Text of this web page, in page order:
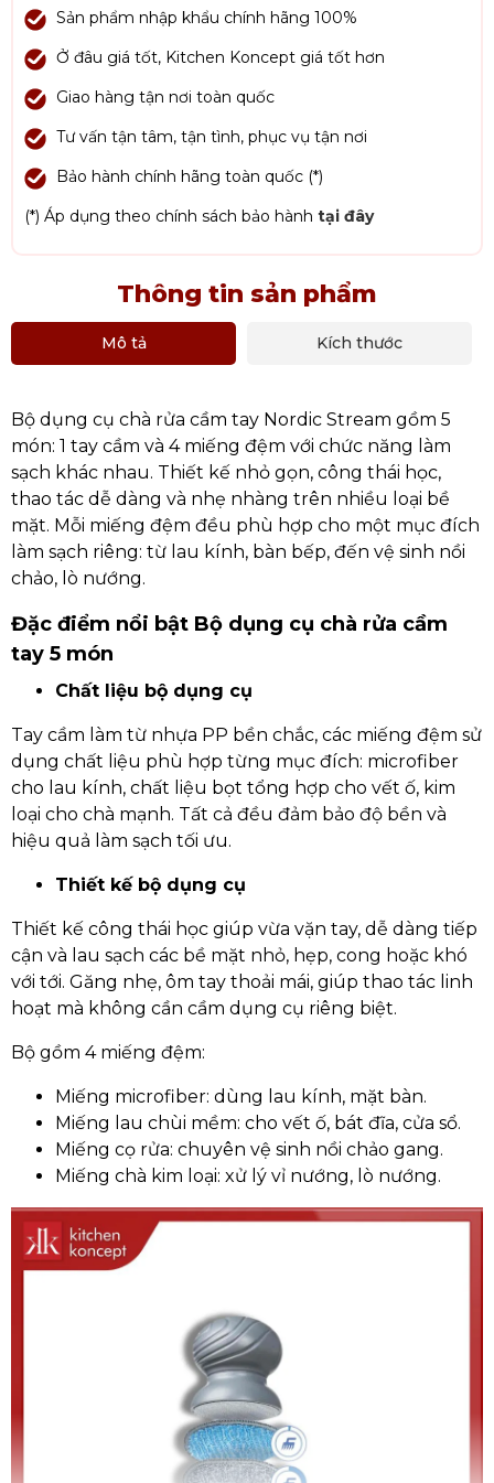
Sản phẩm nhập khẩu chính hãng 100%
Ở đâu giá tốt, Kitchen Koncept giá tốt hơn
Giao hàng tận nơi toàn quốc
Tư vấn tận tâm, tận tình, phục vụ tận nơi
Bảo hành chính hãng toàn quốc (*)
(*) Áp dụng theo chính sách bảo hành tại đây
Thông tin sản phẩm
Mô tả Kích thước
Bộ dụng cụ chà rửa cầm tay Nordic Stream gồm 5
món: 1 tay cầm và 4 miếng đệm với chức năng làm
sạch khác nhau. Thiết kế nhỏ gọn, công thái học,
thao tác dễ dàng và nhẹ nhàng trên nhiều loại bề
mặt. Mỗi miếng đệm đều phù hợp cho một mục đích
làm sạch riêng: từ lau kính, bàn bếp, đến vệ sinh nồi
chảo, lò nướng.
Đặc điểm nổi bật Bộ dụng cụ chà rửa cầm
tay 5 món
Chất liệu bộ dụng cụ
Tay cầm làm từ nhựa PP bền chắc, các miếng đệm sử
dụng chất liệu phù hợp từng mục đích: microfiber
cho lau kính, chất liệu bọt tổng hợp cho vết ố, kim
loại cho chà mạnh. Tất cả đều đảm bảo độ bền và
hiệu quả làm sạch tối ưu.
Thiết kế bộ dụng cụ
Thiết kế công thái học giúp vừa vặn tay, dễ dàng tiếp
cận và lau sạch các bề mặt nhỏ, hẹp, cong hoặc khó
với tới. Găng nhẹ, ôm tay thoải mái, giúp thao tác linh
hoạt mà không cần cầm dụng cụ riêng biệt.
Bộ gồm 4 miếng đệm:
Miếng microfiber: dùng lau kính, mặt bàn.
Miếng lau chùi mềm: cho vết ố, bát đĩa, cửa sổ.
Miếng cọ rửa: chuyên vệ sinh nồi chảo gang.
Miếng chà kim loại: xử lý vỉ nướng, lò nướng.